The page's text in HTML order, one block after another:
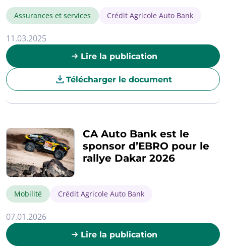
Assurances et services Crédit Agricole Auto Bank
11.03.2025
Lire la publication
Télécharger le document
CA Auto Bank est le
sponsor d’EBRO pour le
rallye Dakar 2026
Mobilité Crédit Agricole Auto Bank
07.01.2026
Lire la publication